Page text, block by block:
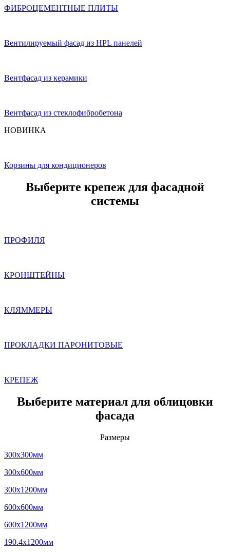
ФИБРОЦЕМЕНТНЫЕ ПЛИТЫ
Вентилируемый фасад из HPL панелей
Вентфасад из керамики
Вентфасад из стеклофибробетона
НОВИНКА
Корзины для кондиционеров
Выберите крепеж для фасадной
системы
ПРОФИЛЯ
КРОНШТЕЙНЫ
КЛЯММЕРЫ
ПРОКЛАДКИ ПАРОНИТОВЫЕ
КРЕПЕЖ
Выберите материал для облицовки
фасада
Размеры
300x300мм
300x600мм
300x1200мм
600x600мм
600x1200мм
190.4x1200мм